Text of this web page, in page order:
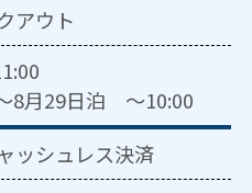
アウト
8月29日泊 ～10:00
ッシュレス決済